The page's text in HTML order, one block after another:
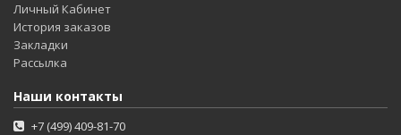
Личный Кабинет
История заказов
Закладки
Рассылка
Наши контакты
+7 (499) 409-81-70